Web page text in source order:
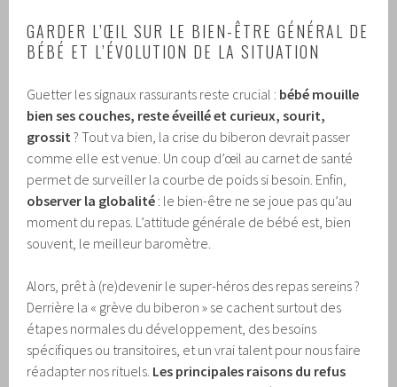
GARDER L’ŒIL SUR LE BIEN-ÊTRE GÉNÉRAL DE
BÉBÉ ET L’ÉVOLUTION DE LA SITUATION
Guetter les signaux rassurants reste crucial : bébé mouille
bien ses couches, reste éveillé et curieux, sourit,
grossit ? Tout va bien, la crise du biberon devrait passer
comme elle est venue. Un coup d’œil au carnet de santé
permet de surveiller la courbe de poids si besoin. Enfin,
observer la globalité : le bien-être ne se joue pas qu’au
moment du repas. L’attitude générale de bébé est, bien
souvent, le meilleur baromètre.
Alors, prêt à (re)devenir le super-héros des repas sereins ?
Derrière la « grève du biberon » se cachent surtout des
étapes normales du développement, des besoins
spécifiques ou transitoires, et un vrai talent pour nous faire
réadapter nos rituels. Les principales raisons du refus